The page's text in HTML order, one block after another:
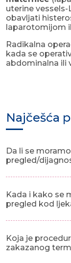
uterine
obavljati
laparotomijom
Radikalna
kada se
abdominalna ili
Najčešća
Da li se
pregled/
Kada i kako se
pregled kod
Koja je
zakazanog